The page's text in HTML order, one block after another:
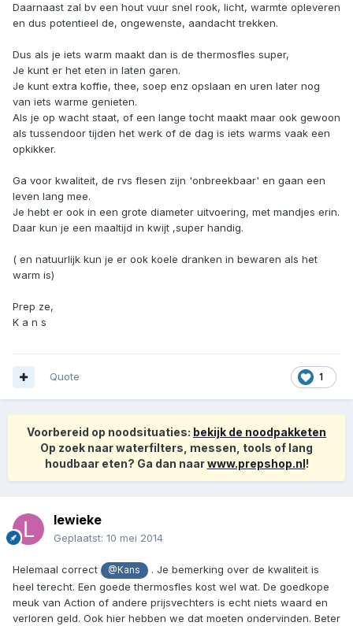
Daarnaast zal bv een hout vuur snel rook, licht, warmte opleveren
en dus potentieel de, ongewenste, aandacht trekken.
Dus als je iets warm maakt dan is de thermosfles super,
Je kunt er het eten in laten garen.
Je kunt extra koffie, thee, soep enz opslaan en uren later nog
van iets warme genieten.
Als je op wacht staat, of een lange tocht maakt maar ook gewoon
als tussendoor tijden het werk of de dag is iets warms vaak een
opkikker.
Ga voor kwaliteit, de rvs flesen zijn 'onbreekbaar' en gaan een
leven lang mee.
Je hebt er ook in een grote diameter uitvoering, met mandjes erin.
Daar kun je een maaltijd in kwijt ,super handig.
( en natuurlijk kun je er ook koele dranken in bewaren als het
warm is)
Prep ze,
K a n s
1
Quote
Voorbereid op noodsituaties: bekijk de noodpakketen
Op zoek naar waterfilters, messen, tools of lang
houdbaar eten? Ga dan naarwww.prepshop.nl!
lewieke
Geplaatst: 10 mei 2014
Helemaal correct @Kans
. Je bemerking over de kwaliteit is
heel terecht. Een goede thermosfles kost wel wat. De goedkope
meuk van Action of andere prijsvechters is echt niets waard en
verloren geld. Ook hier hebben we dat moeten ondervinden. Beter